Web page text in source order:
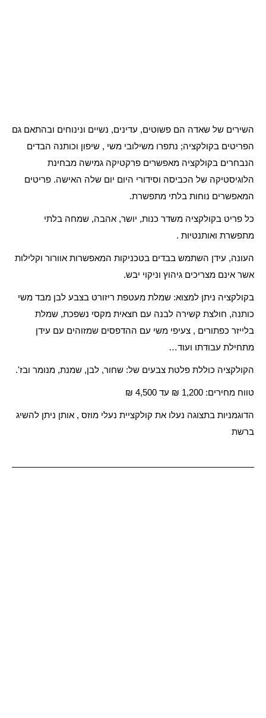
השירים של שאדה הם פשוטים, עדינים, נשיים ונינוחים ובהתאם גם
הפריטים בקולקציה; נתפרו משילובי משי , שיפון וכותנה הבדים
הנבחרים בקולקציה מאפשרים פרקטיקה גמישה מבחינת
הלוגיסטיקה של הכביסה וסידורי היום יום שלה האישה. פריטים
המאפשרים נוחות בלתי מתפשרת.
כל פריט בקולקציה משדר כנות, יושר, אהבה, שמחה בלתי
מתפשרת ואותנטיות .
העונה, עידן השתמש בבדים בטכניקות המאפשרות אוורור וקלילות
אשר אינם מצריכים גיהוץ וניקוי יבש.
בקולקציה ניתן למצוא: שמלת מעטפת ריזורט בצבע לבן מבד משי
כותנה, חולצת קשירה לבנה עם חצאית מקסי נשפכת, שמלת
בלייזר כפתורים , צעיפי משי עם ההדפסים שמזוהים עם עידן
מתחילת עבודתו ועוד…
הקולקציה כוללת פלטת צבעים של: שחור, לבן, שמנת, מנומר ובז'.
טווח מחירים: 1,200 ₪ עד 4,500 ₪
הדוגמניות בתצוגה נעלו את קולקציית נעלי מוזס , אותן ניתן להשיג
ברשת